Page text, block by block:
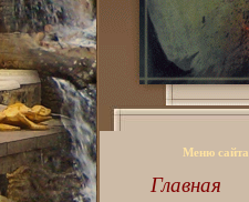
Меню сайта
Главная